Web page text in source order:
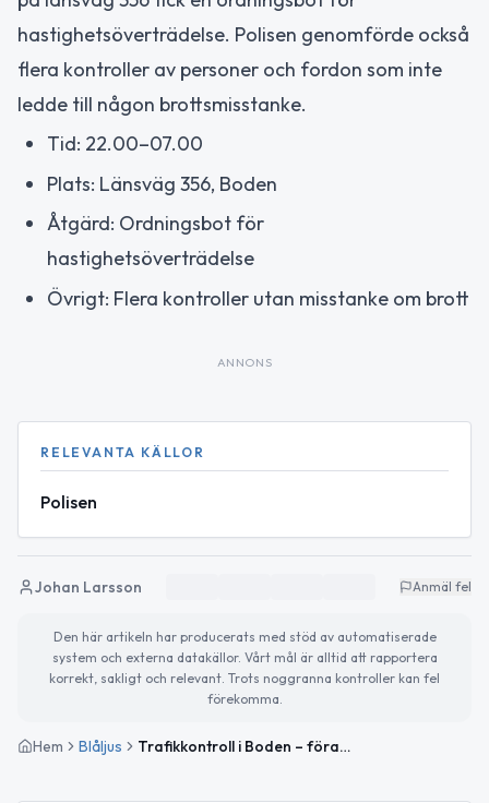
hastighetsöverträdelse. Polisen genomförde också
flera kontroller av personer och fordon som inte
ledde till någon brottsmisstanke.
Tid: 22.00–07.00
Plats: Länsväg 356, Boden
Åtgärd: Ordningsbot för
hastighetsöverträdelse
Övrigt: Flera kontroller utan misstanke om brott
ANNONS
RELEVANTA KÄLLOR
Polisen
Johan Larsson Anmäl fel
Den här artikeln har producerats med stöd av automatiserade
system och externa datakällor. Vårt mål är alltid att rapportera
korrekt, sakligt och relevant. Trots noggranna kontroller kan fel
förekomma.
Hem Blåljus Trafikkontroll i Boden – förare fick ordningsbot för hastighet